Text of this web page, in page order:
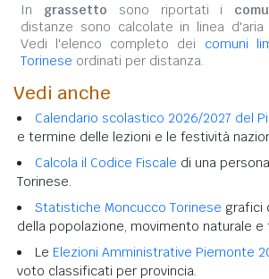
In grassetto sono riportati i
distanze sono calcolate in linea
Vedi l'elenco completo dei comuni
Torinese ordinati per distanza.
Vedi anche
Calendario scolastico 2026/2027 del
e termine delle lezioni e le festività
Calcola il Codice Fiscale di una
Torinese.
Statistiche Moncucco Torinese grafici
della popolazione, movimento naturale e
Le Elezioni Amministrative Piemonte
voto classificati per provincia.